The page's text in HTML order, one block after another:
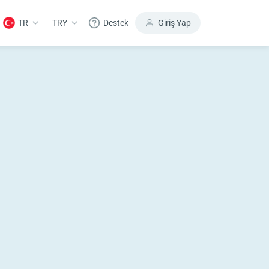
TR TRY Destek Giriş Yap